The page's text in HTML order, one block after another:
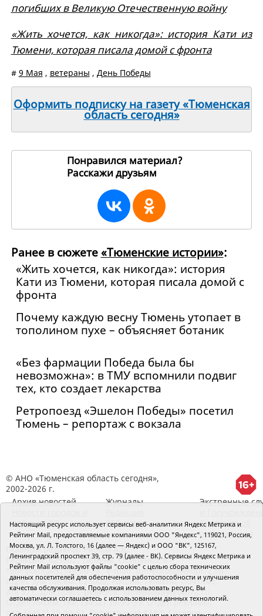
погибших в Великую Отечественную войну
«Жить хочется, как никогда»: история Кати из
Тюмени, которая писала домой с фронта
# 9 Мая , ветераны , День Победы
Оформить подписку на газету «Тюменская
область сегодня»
Понравился материал?
Расскажи друзьям
Ранее в сюжете«Тюменские истории»:
«Жить хочется, как никогда»: история
Кати из Тюмени, которая писала домой с
фронта
Почему каждую весну Тюмень утопает в
тополином пухе – объясняет ботаник
«Без фармации Победа была бы
невозможна»: в ТМУ вспомнили подвиг
тех, кто создает лекарства
Ретропоезд «Эшелон Победы» посетил
Тюмень – репортаж с вокзала
© АНО «Тюменская область сегодня»,
2002-2026 г.
Архив новостей
районов ТО
Журналы
RSS поток
Экстренные
Сведения об
организации
Главный редактор Рябков А.В.
Редакция: 625002, Тюмень, Осипенко, 81,
телефон (3452)49-00-18, e-mail: tumentoday@obl72.ru
Адрес для писем: 625000, Россия, Тюмень, Почтамт,
а/я 371. Для пресс-релизов: tumentoday@obl72.ru.
Отдел писем: тел. (3452) 39-90-59. Отдел рекламы:
тел. (3452) 39-90-51. Регистрация СМИ: Сетевое
Настоящий ресурс использует сервисы веб-аналитики Яндекс Метрика и
Рейтинг Mail, предоставляемые компаниями ООО "Яндекс", 119021, Россия,
Москва, ул. Л. Толстого, 16 (далее — Яндекс) и ООО "ВК", 125167,
Ленинградский проспект 39, стр. 79 (далее - ВК). Сервисы Яндекс Метрика и
Рейтинг Mail используют файлы "cookie" с целью сбора технических
данных посетителей для обеспечения работоспособности и улучшения
качества обслуживания. Продолжая использовать ресурс, Вы
автоматически соглашаетесь с использованием данных технологий.